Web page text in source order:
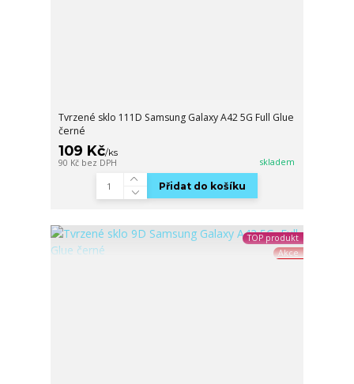
Tvrzené sklo 111D Samsung Galaxy A42 5G Full Glue
černé
109 Kč/ks
90 Kč bez DPH skladem
Přidat do košíku
TOP produkt
Akce